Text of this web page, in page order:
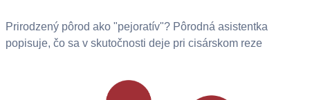
Prirodzený pôrod ako "pejoratív"? Pôrodná asistentka
popisuje, čo sa v skutočnosti deje pri cisárskom reze